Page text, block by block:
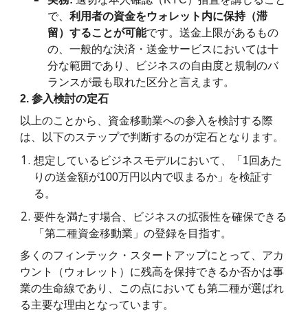
で、利用者の資金をウォレット内に保持（滞
留）することが可能です。送金上限があるもの
の、一般的な決済・送金サービスにおいては十
分な範囲であり、ビジネスの自由度と規制のバ
ランスが最も取れた区分と言えます。
2. 参入検討の定石
以上のことから、資金移動業への参入を検討する際
は、以下のステップで判断するのが定石となります。
想定しているビジネスモデルにおいて、「1回あた
りの送金額が100万円以内で収まるか」を検証す
る。
要件を満たす場合、ビジネスの拡張性を確保できる
「第二種資金移動業」の登録を目指す。
多くのフィンテック・スタートアップにとって、アカ
ウント（ウォレット）に残高を保持できるか否かは事
業の生命線であり、この点においても第二種が選ばれ
る主要な理由となっています。